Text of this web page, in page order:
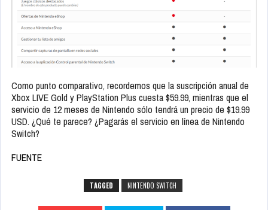
Como punto comparativo, recordemos que la suscripción anual de
Xbox LIVE Gold y PlayStation Plus cuesta $59.99, mientras que el
servicio de 12 meses de Nintendo sólo tendrá un precio de $19.99
USD. ¿Qué te parece? ¿Pagarás el servicio en línea de Nintendo
Switch?
FUENTE
TAGGED NINTENDO SWITCH